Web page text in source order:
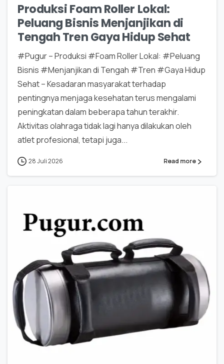
Produksi Foam Roller Lokal:
Peluang Bisnis Menjanjikan di
Tengah Tren Gaya Hidup Sehat
#Pugur – Produksi #Foam Roller Lokal: #Peluang
Bisnis #Menjanjikan di Tengah #Tren #Gaya Hidup
Sehat – Kesadaran masyarakat terhadap
pentingnya menjaga kesehatan terus mengalami
peningkatan dalam beberapa tahun terakhir.
Aktivitas olahraga tidak lagi hanya dilakukan oleh
atlet profesional, tetapi juga...
28 Juli 2026 Read more